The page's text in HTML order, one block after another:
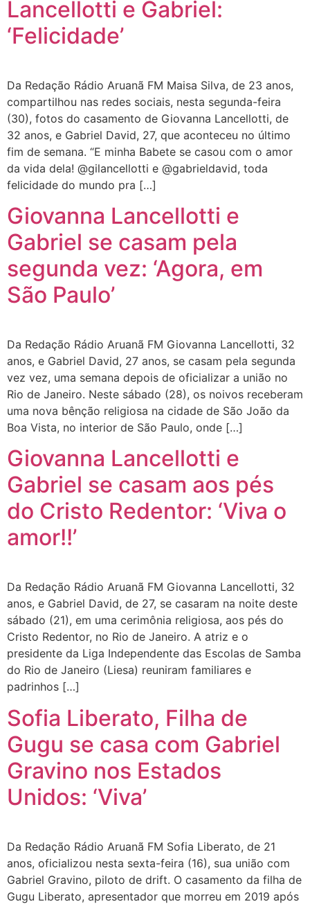
Lancellotti e Gabriel:
‘Felicidade’
Da Redação Rádio Aruanã FM Maisa Silva, de 23 anos,
compartilhou nas redes sociais, nesta segunda-feira
(30), fotos do casamento de Giovanna Lancellotti, de
32 anos, e Gabriel David, 27, que aconteceu no último
fim de semana. “E minha Babete se casou com o amor
da vida dela! @gilancellotti e @gabrieldavid, toda
felicidade do mundo pra […]
Giovanna Lancellotti e
Gabriel se casam pela
segunda vez: ‘Agora, em
São Paulo’
Da Redação Rádio Aruanã FM Giovanna Lancellotti, 32
anos, e Gabriel David, 27 anos, se casam pela segunda
vez vez, uma semana depois de oficializar a união no
Rio de Janeiro. Neste sábado (28), os noivos receberam
uma nova bênção religiosa na cidade de São João da
Boa Vista, no interior de São Paulo, onde […]
Giovanna Lancellotti e
Gabriel se casam aos pés
do Cristo Redentor: ‘Viva o
amor!!’
Da Redação Rádio Aruanã FM Giovanna Lancellotti, 32
anos, e Gabriel David, de 27, se casaram na noite deste
sábado (21), em uma cerimônia religiosa, aos pés do
Cristo Redentor, no Rio de Janeiro. A atriz e o
presidente da Liga Independente das Escolas de Samba
do Rio de Janeiro (Liesa) reuniram familiares e
padrinhos […]
Sofia Liberato, Filha de
Gugu se casa com Gabriel
Gravino nos Estados
Unidos: ‘Viva’
Da Redação Rádio Aruanã FM Sofia Liberato, de 21
anos, oficializou nesta sexta-feira (16), sua união com
Gabriel Gravino, piloto de drift. O casamento da filha de
Gugu Liberato, apresentador que morreu em 2019 após